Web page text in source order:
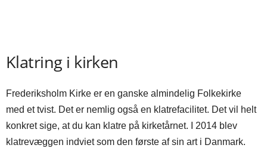
Klatring i kirken
Frederiksholm Kirke er en ganske almindelig Folkekirke
med et tvist. Det er nemlig også en klatrefacilitet. Det vil helt
konkret sige, at du kan klatre på kirketårnet. I 2014 blev
klatrevæggen indviet som den første af sin art i Danmark.